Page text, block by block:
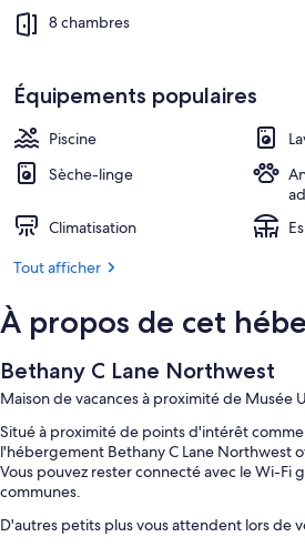
Intérieur
8 chambres
Équipements populaires
Piscine
Sèche-linge
Climatisation
Tout afficher
À propos de cet
Bethany C Lane Northwest
Maison de vacances à proximité de Musée
Situé à proximité de points d'intérêt
l'hébergement Bethany C Lane Northwest
Vous pouvez rester connecté avec le Wi-Fi
communes.
D'autres petits plus vous attendent lors de